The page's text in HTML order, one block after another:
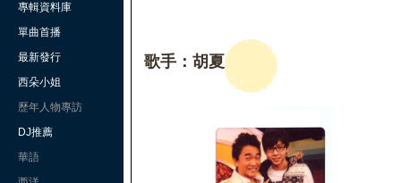
專輯資料庫
單曲首播
最新發行
西朵小姐
歷年人物專訪
DJ推薦
華語
歌手：胡夏